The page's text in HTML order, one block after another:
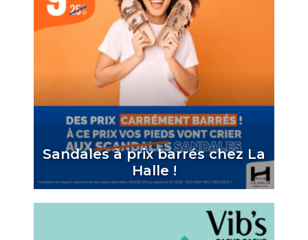
Sandales à prix barrés chez La
Halle !